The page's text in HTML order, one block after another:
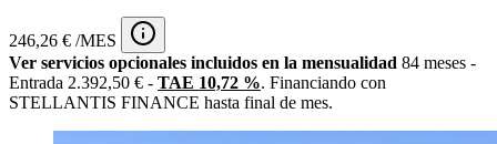
246,26 € /MES
Ver servicios opcionales incluidos en la mensualidad 84 meses -
Entrada 2.392,50 € - TAE 10,72 %. Financiando con
STELLANTIS FINANCE hasta final de mes.